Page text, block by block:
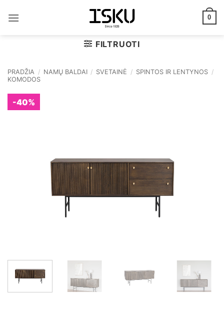
0
FILTRUOTI
PRADŽIA / NAMŲ BALDAI / SVETAINĖ / SPINTOS IR LENTYNOS /
KOMODOS
-40%